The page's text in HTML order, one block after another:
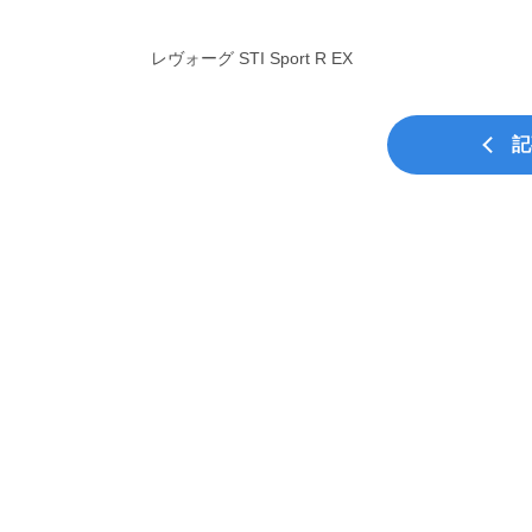
レヴォーグ STI Sport R EX